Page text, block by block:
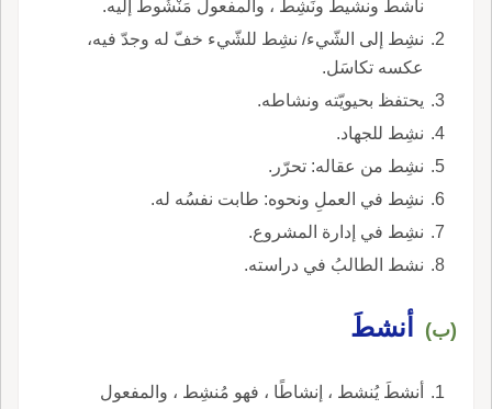
ناشط ونشيط ونَشِط ، والمفعول مَنْشُوط إليه.
نشِط إلى الشّيء/ نشِط للشّيء خفّ له وجدّ فيه،
عكسه تكاسَل.
يحتفظ بحيويّته ونشاطه.
نشِط للجهاد.
نشِط من عقاله: تحرّر.
نشِط في العملِ ونحوه: طابت نفسُه له.
نشِط في إدارة المشروع.
نشط الطالبُ في دراسته.
(ب) أنشطَ
أنشطَ يُنشط ، إنشاطًا ، فهو مُنشِط ، والمفعول